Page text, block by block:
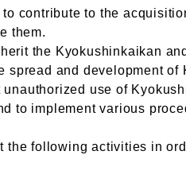
contribute to the
them.
the Kyokushinkaikan
spread and development of
use of
to implement various
the following activities in